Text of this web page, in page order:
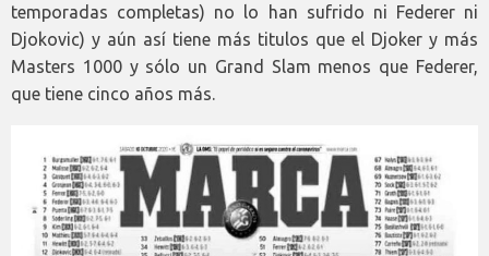
temporadas completas) no lo han sufrido ni Federer ni
Djokovic) y aún así tiene más titulos que el Djoker y más
Masters 1000 y sólo un Grand Slam menos que Federer,
que tiene cinco años más.